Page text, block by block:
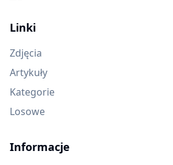
Linki
Zdjęcia
Artykuły
Kategorie
Losowe
Informacje